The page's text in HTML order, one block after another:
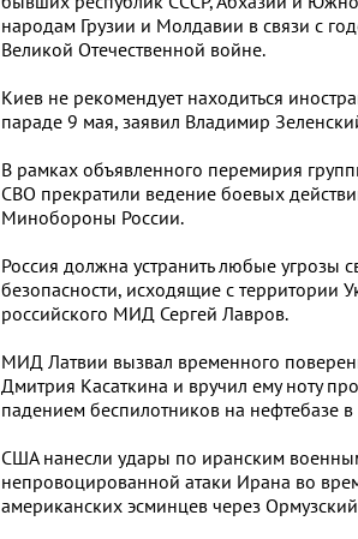
народам Грузии и Молдавии в связи с
Великой Отечественной войне.
Киев не рекомендует находиться
параде 9 мая, заявил Владимир
В рамках объявленного перемирия
СВО прекратили ведение боевых
Минобороны России.
Россия должна устранить любые угрозы
безопасности, исходящие с территории
российского МИД Сергей Лавров.
МИД Латвии вызвал временного
Дмитрия Касаткина и вручил ему ноту
падением беспилотников на нефтебазе в
США нанесли удары по иранским
непровоцированной атаки Ирана во
американских эсминцев через